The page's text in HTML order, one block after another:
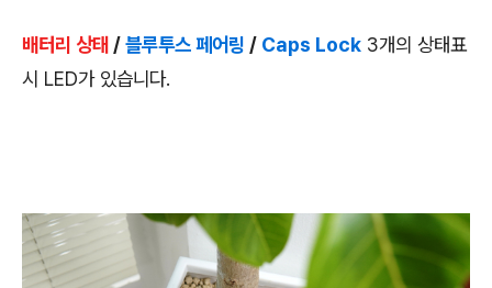
배터리 상태 /블루투스 페어링 / Caps Lock 3개의 상태표
시 LED가 있습니다.